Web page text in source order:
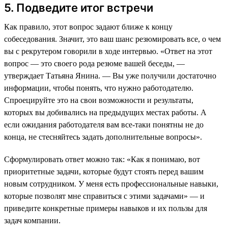
5. Подведите итог встречи
Как правило, этот вопрос задают ближе к концу
собеседования. Значит, это ваш шанс резюмировать все, о чем
вы с рекрутером говорили в ходе интервью. «Ответ на этот
вопрос — это своего рода резюме вашей беседы, —
утверждает Татьяна Янина. — Вы уже получили достаточно
информации, чтобы понять, что нужно работодателю.
Спроецируйте это на свои возможности и результаты,
которых вы добивались на предыдущих местах работы. А
если ожидания работодателя вам все-таки понятны не до
конца, не стесняйтесь задать дополнительные вопросы».
Сформулировать ответ можно так: «Как я понимаю, вот
приоритетные задачи, которые будут стоять перед вашим
новым сотрудником. У меня есть профессиональные навыки,
которые позволят мне справиться с этими задачами» — и
приведите конкретные примеры навыков и их пользы для
задач компании.